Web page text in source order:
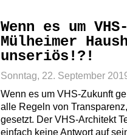
Wenn es um
Mülheimer
unseriös!?!
Sonntag, 22. September
Wenn es um VHS-Zukunft
alle Regeln von
gesetzt. Der VHS-Architekt
einfach keine Antwort auf